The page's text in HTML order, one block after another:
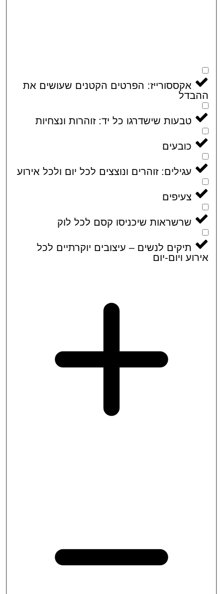
אקססורייז: הפרטים הקטנים שעושים את
טבעות שישדרגו כל יד: זוהרות ונצחיות
כובעים
עגילים: זוהרים ונוצצים לכל יום ולכל אירוע
צעיפים
שרשראות שיכניסו קסם לכל לוק
תיקים לנשים – עיצובים יוקרתיים לכל
ויום-יום